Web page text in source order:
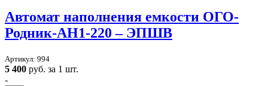
Автомат наполнения емкости ОГО-
Родник-АН1-220 – ЭПШВ
Артикул: 994
5 400 руб. за 1 шт.
-